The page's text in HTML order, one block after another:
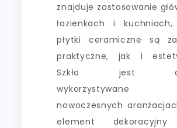
znajduje zastosowanie
łazienkach i kuchniach,
płytki ceramiczne są
praktyczne, jak i
Szkło jest
nowoczesnych
element